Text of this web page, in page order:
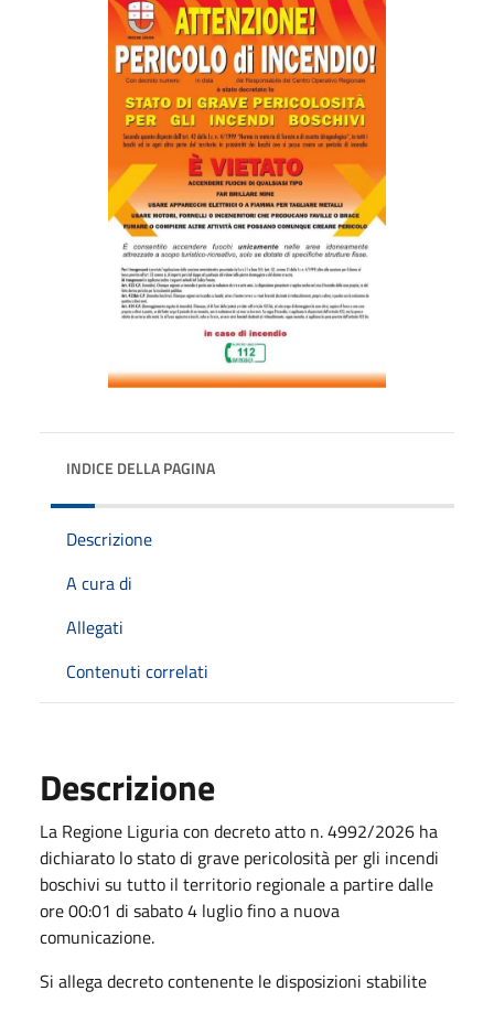
INDICE DELLA PAGINA
Descrizione
A cura di
Allegati
Contenuti correlati
Descrizione
La Regione Liguria con decreto atto n. 4992/2026 ha
dichiarato lo stato di grave pericolosità per gli incendi
boschivi su tutto il territorio regionale a partire dalle
ore 00:01 di sabato 4 luglio fino a nuova
comunicazione.
Si allega decreto contenente le disposizioni stabilite